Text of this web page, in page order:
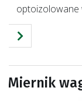
optoizolowane
Miernik